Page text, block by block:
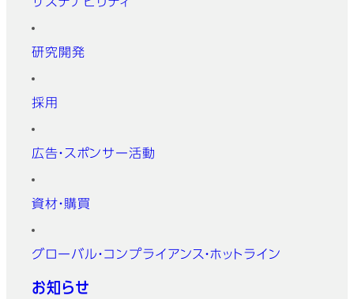
サステナビリティ
研究開発
採用
広告・スポンサー活動
資材・購買
グローバル・コンプライアンス・ホットライン
お知らせ